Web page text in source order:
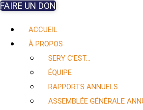
FAIRE UN DON
ACCUEIL
À PROPOS
SERY C’EST…
ÉQUIPE
RAPPORTS ANNUELS
ASSEMBLÉE GÉNÉRALE